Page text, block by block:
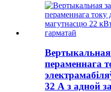
пераменнага
32 А з адной